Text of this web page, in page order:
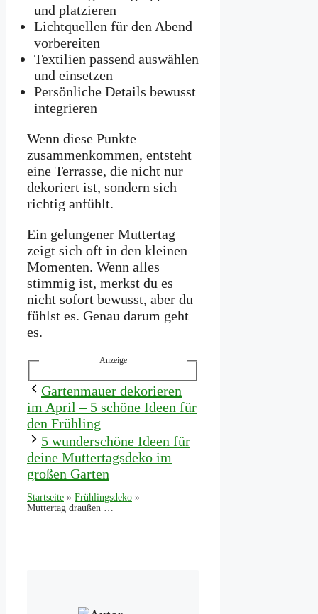
und platzieren
Lichtquellen für den Abend
vorbereiten
Textilien passend auswählen
und einsetzen
Persönliche Details bewusst
integrieren
Wenn diese Punkte
zusammenkommen, entsteht
eine Terrasse, die nicht nur
dekoriert ist, sondern sich
richtig anfühlt.
Ein gelungener Muttertag
zeigt sich oft in den kleinen
Momenten. Wenn alles
stimmig ist, merkst du es
nicht sofort bewusst, aber du
fühlst es. Genau darum geht
es.
Anzeige
Gartenmauer dekorieren
im April – 5 schöne Ideen für
den Frühling
5 wunderschöne Ideen für
deine Muttertagsdeko im
großen Garten
Startseite » Frühlingsdeko »
Muttertag draußen feiern – 5 schöne Deko-Ideen für deine Terrasse